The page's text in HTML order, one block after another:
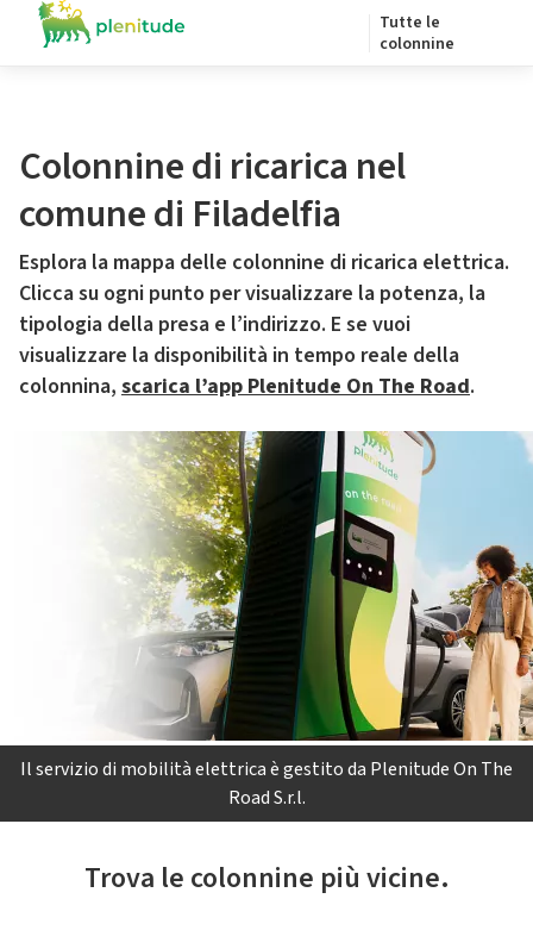
Tutte le
colonnine
Colonnine di ricarica nel
comune di Filadelfia
Esplora la mappa delle colonnine di ricarica elettrica.
Clicca su ogni punto per visualizzare la potenza, la
tipologia della presa e l’indirizzo. E se vuoi
visualizzare la disponibilità in tempo reale della
colonnina, scarica l’app Plenitude On The Road.
Il servizio di mobilità elettrica è gestito da Plenitude On The
Road S.r.l.
Trova le colonnine più vicine.